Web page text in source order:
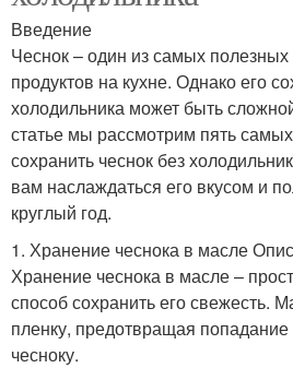
Введение
Чеснок – один из самых
продуктов на кухне. Однако его
холодильника может быть
статье мы рассмотрим пять
сохранить чеснок без
вам наслаждаться его вкусом и
круглый год.
1. Хранение чеснока в масле
Хранение чеснока в масле –
способ сохранить его свежесть.
пленку, предотвращая попадание
чесноку.